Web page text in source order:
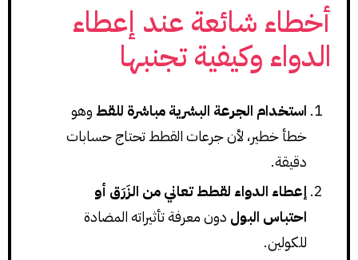
أخطاء شائعة عند إعطاء
الدواء وكيفية تجنبها
استخدام الجرعة البشرية مباشرة للقط وهو
خطأ خطير، لأن جرعات القطط تحتاج حسابات
دقيقة.
إعطاء الدواء لقطط تعاني من الزَرَق أو
احتباس البول دون معرفة تأثيراته المضادة
للكولين.